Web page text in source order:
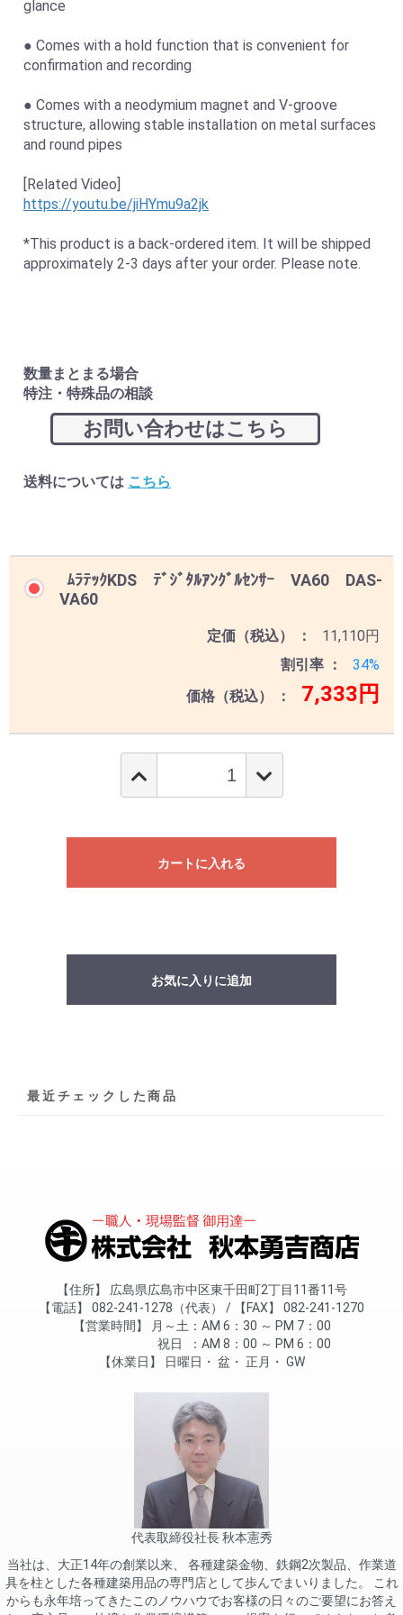
glance
● Comes with a hold function that is convenient for
confirmation and recording
● Comes with a neodymium magnet and V-groove
structure, allowing stable installation on metal surfaces
and round pipes
[Related Video]
https://youtu.be/jiHYmu9a2jk
*This product is a back-ordered item. It will be shipped
approximately 2-3 days after your order. Please note.
数量まとまる場合
特注・特殊品の相談
お問い合わせはこちら
送料については こちら
ﾑﾗﾃｯｸKDS ﾃﾞｼﾞﾀﾙｱﾝｸﾞﾙｾﾝｻｰ VA60 DAS-
VA60
定価（税込）
11,110円
割引率
34%
価格（税込）
7,333円
カートに入れる
お気に入りに追加
最近チェックした商品
住所
広島県広島市中区東千田町2丁目11番11号
電話
082-241-1278（代表） FAX
082-241-1270
営業時間
月～土
AM 6：30 ～ PM 7：00
祝日
AM 8：00 ～ PM 6：00
休業日
日曜日 盆 正月 GW
代表取締役社長 秋本憲秀
当社は、大正14年の創業以来、 各種建築金物、鉄鋼2次製品、作業道
具を柱とした各種建築用品の専門店として歩んでまいりました。 これ
からも永年培ってきたこのノウハウでお客様の日々のご要望にお答え